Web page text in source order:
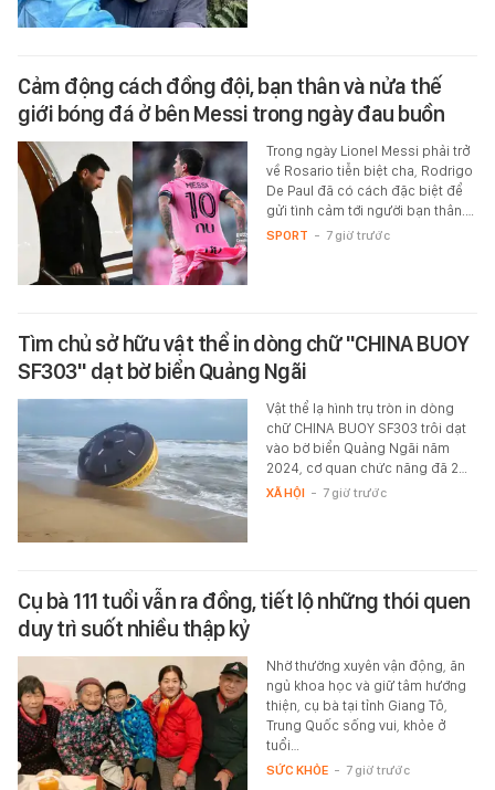
Cảm động cách đồng đội, bạn thân và nửa thế
giới bóng đá ở bên Messi trong ngày đau buồn
Trong ngày Lionel Messi phải trở
về Rosario tiễn biệt cha, Rodrigo
De Paul đã có cách đặc biệt để
gửi tình cảm tới người bạn thân.…
SPORT - 7 giờ trước
Tìm chủ sở hữu vật thể in dòng chữ "CHINA BUOY
SF303" dạt bờ biển Quảng Ngãi
Vật thể lạ hình trụ tròn in dòng
chữ CHINA BUOY SF303 trôi dạt
vào bờ biển Quảng Ngãi năm
2024, cơ quan chức năng đã 2…
XÃ HỘI - 7 giờ trước
Cụ bà 111 tuổi vẫn ra đồng, tiết lộ những thói quen
duy trì suốt nhiều thập kỷ
Nhờ thường xuyên vận động, ăn
ngủ khoa học và giữ tâm hướng
thiện, cụ bà tại tỉnh Giang Tô,
Trung Quốc sống vui, khỏe ở
tuổi…
SỨC KHỎE - 7 giờ trước